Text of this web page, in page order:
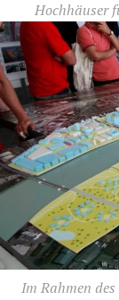
Hochhäuser
Im Rahmen